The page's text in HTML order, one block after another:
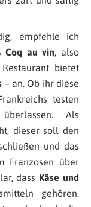
empfehle ich
Coq au vin, also
bietet
– an. Ob ihr diese
testen
Als
dieser soll den
und das
Franzosen über
dass Käse und
gehören.